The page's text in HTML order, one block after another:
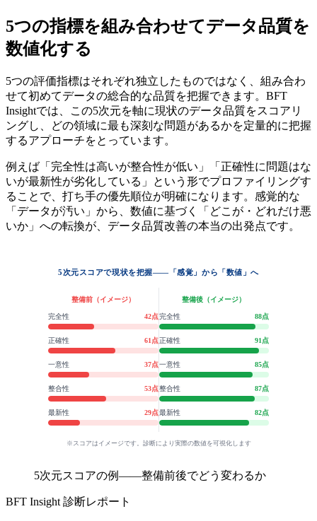
5つの指標を組み合わせてデータ品質を
数値化する
5つの評価指標はそれぞれ独立したものではなく、組み合わ
せて初めてデータの総合的な品質を把握できます。BFT
Insightでは、この5次元を軸に現状のデータ品質をスコアリ
ングし、どの領域に最も深刻な問題があるかを定量的に把握
するアプローチをとっています。
例えば「完全性は高いが整合性が低い」「正確性に問題はな
いが最新性が劣化している」という形でプロファイリングす
ることで、打ち手の優先順位が明確になります。感覚的な
「データが汚い」から、数値に基づく「どこが・どれだけ悪
いか」への転換が、データ品質改善の本当の出発点です。
5次元スコアで現状を把握——「感覚」から「数値」へ
整備前（イメージ）
完全性 42点
正確性 61点
一意性 37点
整合性 53点
最新性 29点
整備後（イメージ）
完全性 88点
正確性 91点
一意性 85点
整合性 87点
最新性 82点
※スコアはイメージです。診断により実際の数値を可視化します
5次元スコアの例——整備前後でどう変わるか
BFT Insight 診断レポート